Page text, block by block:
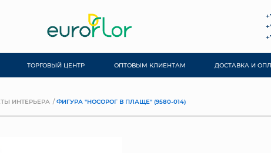
ТОРГОВЫЙ ЦЕНТР ОПТОВЫМ КЛИЕНТАМ ДОСТАВКА И
ИНТЕРЬЕРА ФИГУРА "НОСОРОГ В ПЛАЩЕ" (9580-014)